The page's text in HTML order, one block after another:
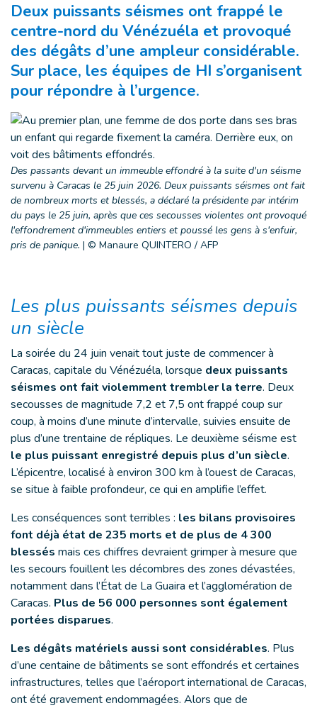
Deux puissants séismes ont frappé le
centre-nord du Vénézuéla et provoqué
des dégâts d’une ampleur considérable.
Sur place, les équipes de HI s’organisent
pour répondre à l’urgence.
Des passants devant un immeuble effondré à la suite d'un séisme
survenu à Caracas le 25 juin 2026. Deux puissants séismes ont fait
de nombreux morts et blessés, a déclaré la présidente par intérim
du pays le 25 juin, après que ces secousses violentes ont provoqué
l'effondrement d'immeubles entiers et poussé les gens à s'enfuir,
pris de panique. | © Manaure QUINTERO / AFP
Les plus puissants séismes depuis
un siècle
La soirée du 24 juin venait tout juste de commencer à
Caracas, capitale du Vénézuéla, lorsque deux puissants
séismes ont fait violemment trembler la terre. Deux
secousses de magnitude 7,2 et 7,5 ont frappé coup sur
coup, à moins d’une minute d’intervalle, suivies ensuite de
plus d’une trentaine de répliques. Le deuxième séisme est
le plus puissant enregistré depuis plus d’un siècle.
L’épicentre, localisé à environ 300 km à l’ouest de Caracas,
se situe à faible profondeur, ce qui en amplifie l’effet.
Les conséquences sont terribles : les bilans provisoires
font déjà état de 235 morts et de plus de 4 300
blessés mais ces chiffres devraient grimper à mesure que
les secours fouillent les décombres des zones dévastées,
notamment dans l’État de La Guaira et l’agglomération de
Caracas. Plus de 56 000 personnes sont également
portées disparues.
Les dégâts matériels aussi sont considérables. Plus
d’une centaine de bâtiments se sont effondrés et certaines
infrastructures, telles que l’aéroport international de Caracas,
ont été gravement endommagées. Alors que de